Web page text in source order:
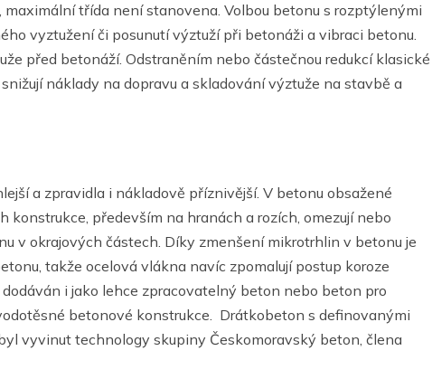
třída není stanovena. Volbou betonu s rozptýlenými
vyztužení či posunutí výztuží při betonáži a vibraci betonu.
před betonáží. Odstraněním nebo částečnou redukcí klasické
náklady na dopravu a skladování výztuže na stavbě a
a zpravidla i nákladově příznivější. V betonu obsažené
konstrukce, především na hranách a rozích, omezují nebo
v okrajových částech. Díky zmenšení mikrotrhlin v betonu je
takže ocelová vlákna navíc zpomalují postup koroze
i jako lehce zpracovatelný beton nebo beton pro
betonové konstrukce. Drátkobeton s definovanými
vyvinut technology skupiny Českomoravský beton, člena